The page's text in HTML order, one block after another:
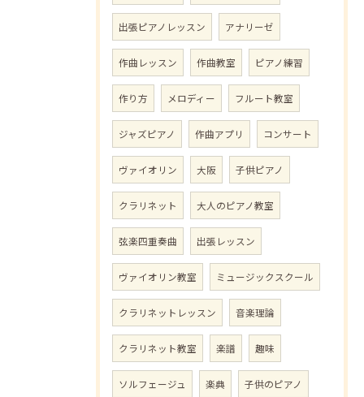
出張ピアノレッスン アナリーゼ
作曲レッスン 作曲教室 ピアノ練習
作り方 メロディー フルート教室
ジャズピアノ 作曲アプリ コンサート
ヴァイオリン 大阪 子供ピアノ
クラリネット 大人のピアノ教室
弦楽四重奏曲 出張レッスン
ヴァイオリン教室 ミュージックスクール
クラリネットレッスン 音楽理論
クラリネット教室 楽譜 趣味
ソルフェージュ 楽典 子供のピアノ